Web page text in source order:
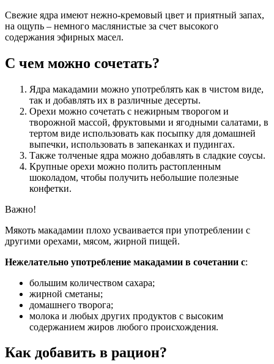
Свежие ядра имеют нежно-кремовый цвет и приятный запах,
на ощупь – немного маслянистые за счет высокого
содержания эфирных масел.
С чем можно сочетать?
Ядра макадамии можно употреблять как в чистом виде,
так и добавлять их в различные десерты.
Орехи можно сочетать с нежирным творогом и
творожной массой, фруктовыми и ягодными салатами, в
тертом виде использовать как посыпку для домашней
выпечки, использовать в запеканках и пудингах.
Также толченые ядра можно добавлять в сладкие соусы.
Крупные орехи можно полить растопленным
шоколадом, чтобы получить небольшие полезные
конфетки.
Важно!
Мякоть макадамии плохо усваивается при употреблении с
другими орехами, мясом, жирной пищей.
Нежелательно употребление макадамии в сочетании с:
большим количеством сахара;
жирной сметаны;
домашнего творога;
молока и любых других продуктов с высоким
содержанием жиров любого происхождения.
Как добавить в рацион?